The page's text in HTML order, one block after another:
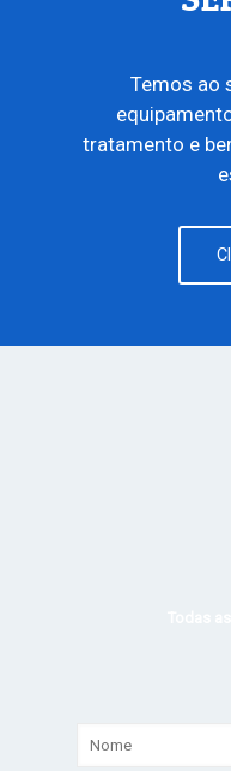
Temos ao
tratamento e